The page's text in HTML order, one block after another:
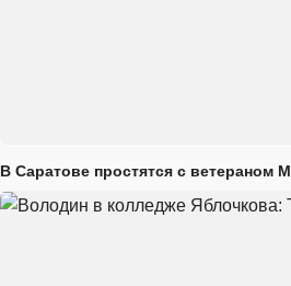
В Саратове простятся с ветераном